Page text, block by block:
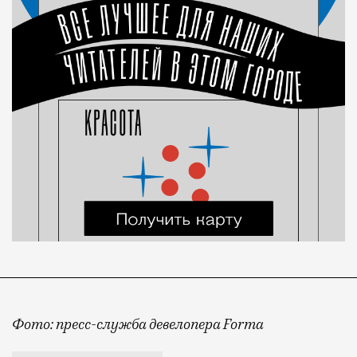
Фото: пресс-служба девелопера Forma